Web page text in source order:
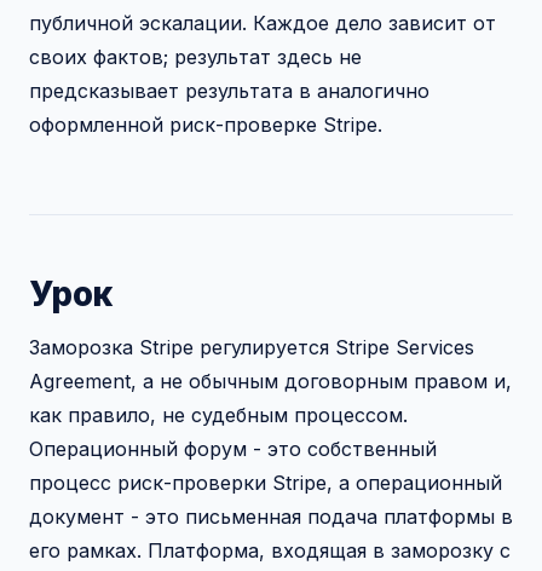
публичной эскалации. Каждое дело зависит от
своих фактов; результат здесь не
предсказывает результата в аналогично
оформленной риск-проверке Stripe.
Урок
Заморозка Stripe регулируется Stripe Services
Agreement, а не обычным договорным правом и,
как правило, не судебным процессом.
Операционный форум - это собственный
процесс риск-проверки Stripe, а операционный
документ - это письменная подача платформы в
его рамках. Платформа, входящая в заморозку с